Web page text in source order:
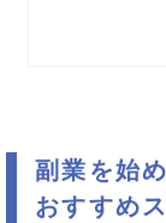
副業を始
おすすめ